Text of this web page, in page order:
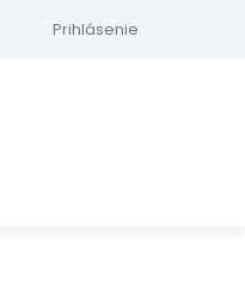
Prihlásenie